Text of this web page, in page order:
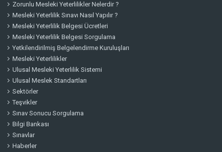
Zorunlu Mesleki Yeterlilikler Nelerdir ?
Mesleki Yeterlilik Sınavı Nasıl Yapılır ?
Mesleki Yeterlilik Belgesi Ücretleri
Mesleki Yeterlilik Belgesi Sorgulama
Yetkilendirilmiş Belgelendirme Kuruluşları
Mesleki Yeterlilikler
Ulusal Mesleki Yeterlilik Sistemi
Ulusal Meslek Standartları
Sektörler
Teşvikler
Sınav Sonucu Sorgulama
Bilgi Bankası
Sınavlar
Haberler